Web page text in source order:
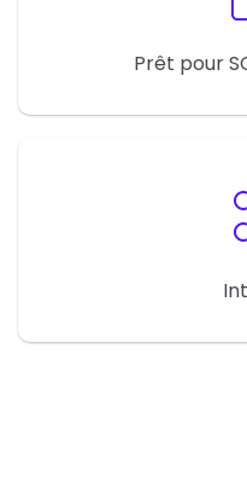
Prêt pour